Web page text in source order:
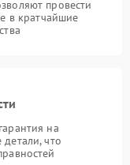
провести
в кратчайшие
на
что